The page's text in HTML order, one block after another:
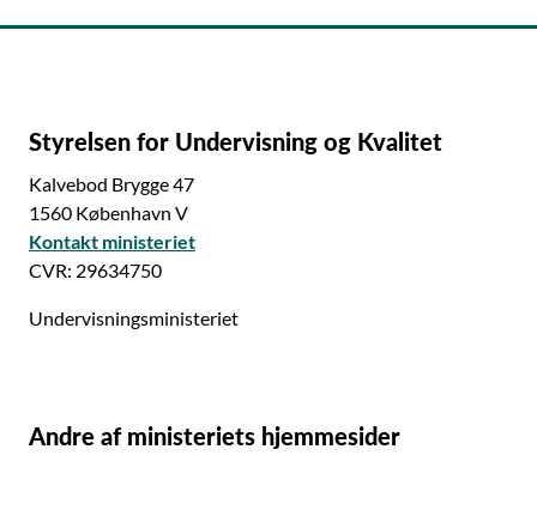
Styrelsen for Undervisning og Kvalitet
Kalvebod Brygge 47
1560 København V
Kontakt ministeriet
CVR: 29634750
Undervisningsministeriet
Andre af ministeriets hjemmesider